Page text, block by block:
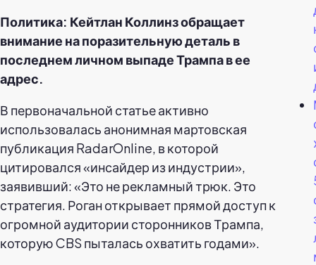
Политика: Кейтлан Коллинз обращает
внимание на поразительную деталь в
последнем личном выпаде Трампа в ее
адрес.
В первоначальной статье активно
использовалась анонимная мартовская
публикация RadarOnline, в которой
цитировался «инсайдер из индустрии»,
заявивший: «Это не рекламный трюк. Это
стратегия. Роган открывает прямой доступ к
огромной аудитории сторонников Трампа,
которую CBS пыталась охватить годами».